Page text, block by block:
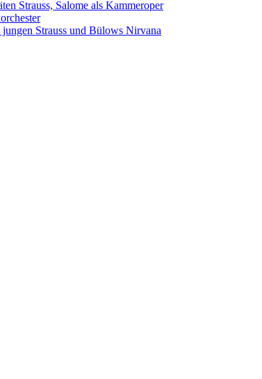
Strauss, Salome als Kammeroper
Strauss und Bülows Nirvana